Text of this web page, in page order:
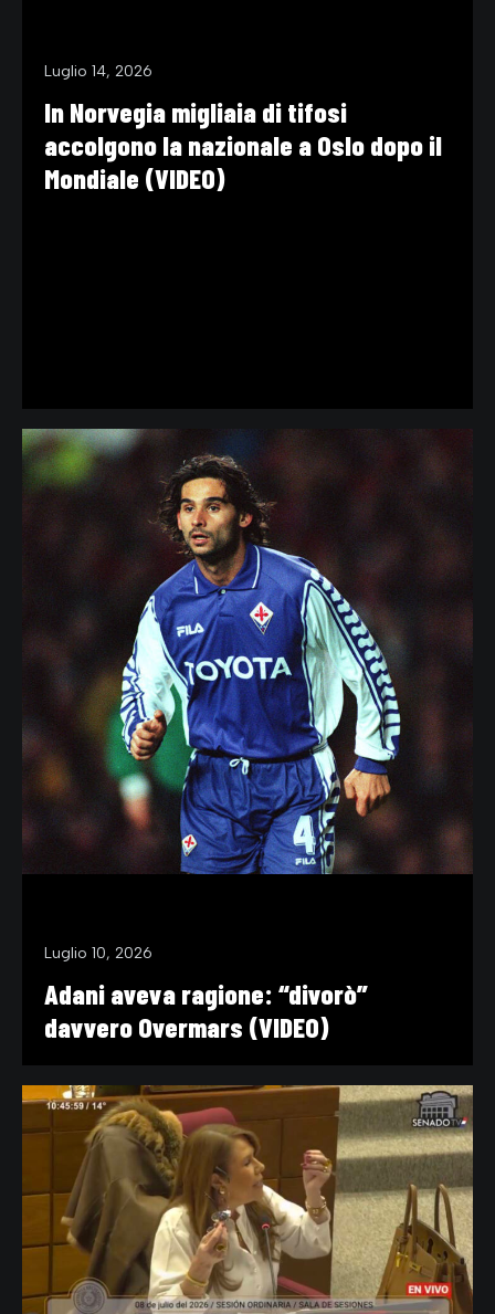
Luglio 14, 2026
In Norvegia migliaia di tifosi
accolgono la nazionale a Oslo dopo il
Mondiale (VIDEO)
APPROFONDIMENTI
Luglio 10, 2026
Adani aveva ragione: “divorò”
davvero Overmars (VIDEO)
VIDEO